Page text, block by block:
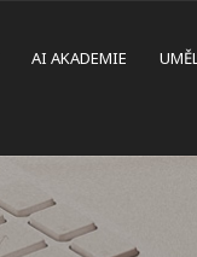
AI AKADEMIE